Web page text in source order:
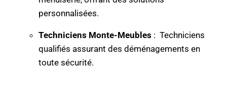
personnalisées.
Techniciens Monte-Meubles : Techniciens
qualifiés assurant des déménagements en
toute sécurité.